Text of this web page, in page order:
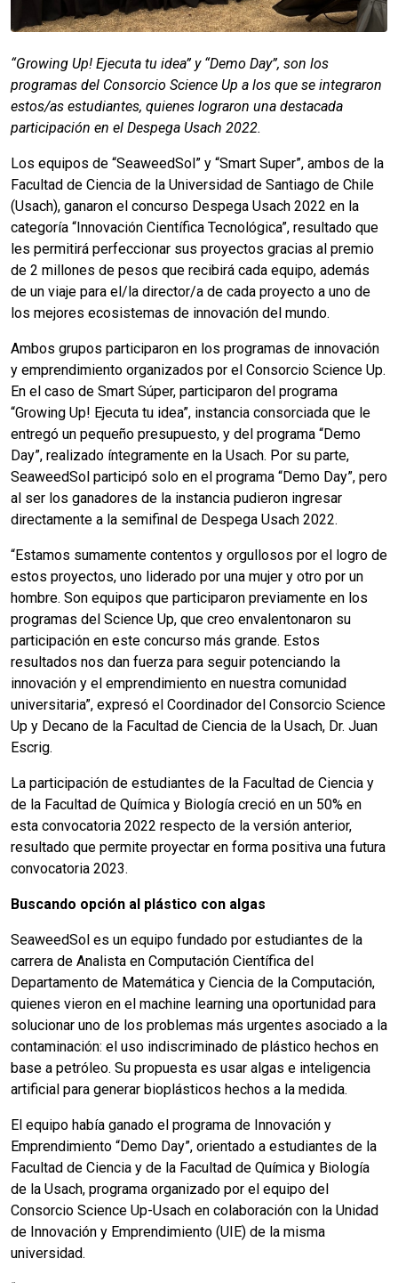
“Growing Up! Ejecuta tu idea” y “Demo Day”, son los
programas del Consorcio Science Up a los que se integraron
estos/as estudiantes, quienes lograron una destacada
participación en el Despega Usach 2022.
Los equipos de “SeaweedSol” y “Smart Super”, ambos de la
Facultad de Ciencia de la Universidad de Santiago de Chile
(Usach), ganaron el concurso Despega Usach 2022 en la
categoría “Innovación Científica Tecnológica”, resultado que
les permitirá perfeccionar sus proyectos gracias al premio
de 2 millones de pesos que recibirá cada equipo, además
de un viaje para el/la director/a de cada proyecto a uno de
los mejores ecosistemas de innovación del mundo.
Ambos grupos participaron en los programas de innovación
y emprendimiento organizados por el Consorcio Science Up.
En el caso de Smart Súper, participaron del programa
“Growing Up! Ejecuta tu idea”, instancia consorciada que le
entregó un pequeño presupuesto, y del programa “Demo
Day”, realizado íntegramente en la Usach. Por su parte,
SeaweedSol participó solo en el programa “Demo Day”, pero
al ser los ganadores de la instancia pudieron ingresar
directamente a la semifinal de Despega Usach 2022.
“Estamos sumamente contentos y orgullosos por el logro de
estos proyectos, uno liderado por una mujer y otro por un
hombre. Son equipos que participaron previamente en los
programas del Science Up, que creo envalentonaron su
participación en este concurso más grande. Estos
resultados nos dan fuerza para seguir potenciando la
innovación y el emprendimiento en nuestra comunidad
universitaria”, expresó el Coordinador del Consorcio Science
Up y Decano de la Facultad de Ciencia de la Usach, Dr. Juan
Escrig.
La participación de estudiantes de la Facultad de Ciencia y
de la Facultad de Química y Biología creció en un 50% en
esta convocatoria 2022 respecto de la versión anterior,
resultado que permite proyectar en forma positiva una futura
convocatoria 2023.
Buscando opción al plástico con algas
SeaweedSol es un equipo fundado por estudiantes de la
carrera de Analista en Computación Científica del
Departamento de Matemática y Ciencia de la Computación,
quienes vieron en el machine learning una oportunidad para
solucionar uno de los problemas más urgentes asociado a la
contaminación: el uso indiscriminado de plástico hechos en
base a petróleo. Su propuesta es usar algas e inteligencia
artificial para generar bioplásticos hechos a la medida.
El equipo había ganado el programa de Innovación y
Emprendimiento “Demo Day”, orientado a estudiantes de la
Facultad de Ciencia y de la Facultad de Química y Biología
de la Usach, programa organizado por el equipo del
Consorcio Science Up-Usach en colaboración con la Unidad
de Innovación y Emprendimiento (UIE) de la misma
universidad.